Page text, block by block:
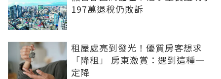
197萬退稅仍敗訴
租屋處亮到發光！優質房客想求
「降租」 房東激賞：遇到這種一
定降